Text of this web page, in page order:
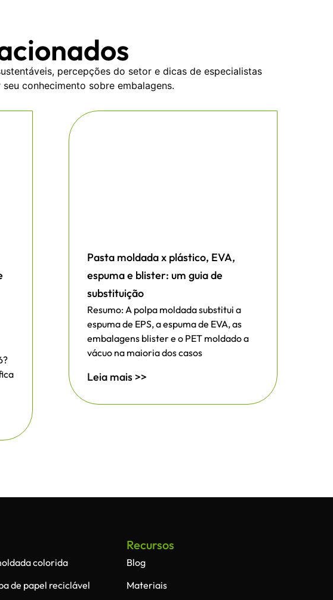
percepções do setor e dicas de especialistas
conhecimento sobre embalagens.
Pasta moldada x plástico, EVA,
espuma e blister: um guia de
substituição
Resumo: A polpa moldada substitui a
espuma de EPS, a espuma de EVA, as
embalagens blister e o PET moldado a
vácuo na maioria dos casos
Leia mais >>
colorida
de papel reciclável
Recursos
Blog
Materiais